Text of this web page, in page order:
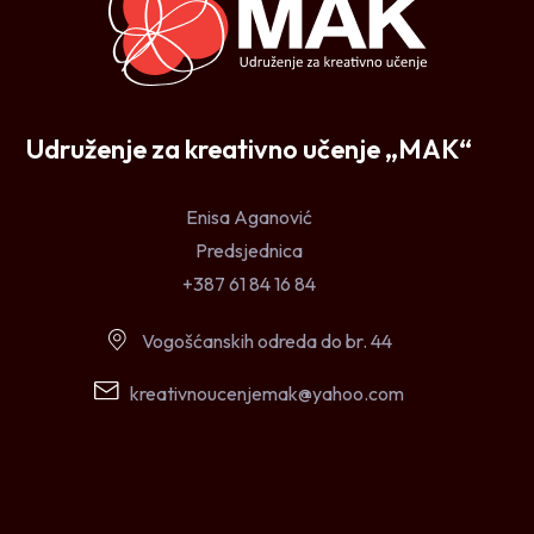
Udruženje za kreativno učenje „MAK“
Enisa Aganović
Predsjednica
+387 61 84 16 84
Vogošćanskih odreda do br. 44
kreativnoucenjemak@yahoo.com